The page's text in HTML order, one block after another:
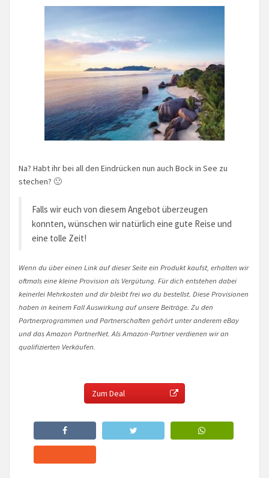
Na? Habt ihr bei all den Eindrücken nun auch Bock in See zu
stechen? 🙂
Falls wir euch von diesem Angebot überzeugen
konnten, wünschen wir natürlich eine gute Reise und
eine tolle Zeit!
Wenn du über einen Link auf dieser Seite ein Produkt kaufst, erhalten wir
oftmals eine kleine Provision als Vergütung. Für dich entstehen dabei
keinerlei Mehrkosten und dir bleibt frei wo du bestellst. Diese Provisionen
haben in keinem Fall Auswirkung auf unsere Beiträge. Zu den
Partnerprogrammen und Partnerschaften gehört unter anderem eBay
und das Amazon PartnerNet. Als Amazon-Partner verdienen wir an
qualifizierten Verkäufen.
Zum Deal